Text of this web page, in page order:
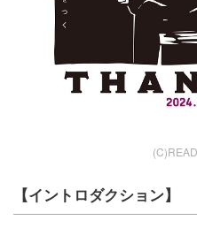
【イントロダクション】